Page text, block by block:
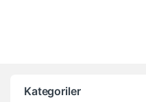
Kategoriler